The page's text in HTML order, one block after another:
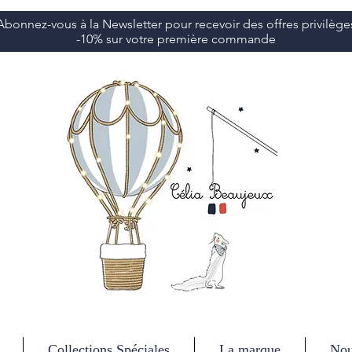
vous à la Newsletter pour recevoir des offres
-10% sur votre première commande